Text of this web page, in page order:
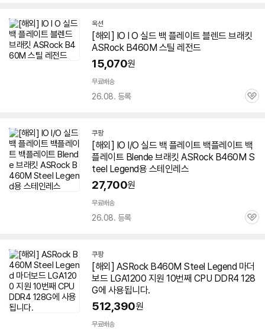
옥션
[해외] IO I O 실드 백 플레이트 블렌드 브래킷
ASRock B460M 스틸 레전드
15,070원
무료배송
26.08. 등록
관
쿠팡
[해외] IO I/O 실드 백 플레이트 백플레이트 백
플레이트 Blende 브래킷 ASRock B460M S
teel Legend용 스테인레스
27,700원
무료배송
26.08. 등록
관
쿠팡
[해외] ASRock B460M Steel Legend 마더
보드 LGA1200 지원 10번째 CPU DDR4 128
G에 사용됩니다.
512,390원
무료배송